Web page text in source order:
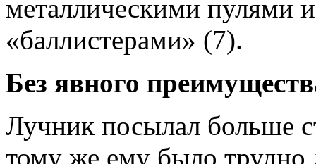
металлическими пулями
«баллистерами» (7).
Без явного
Лучник посылал больше
тому же ему было трудно